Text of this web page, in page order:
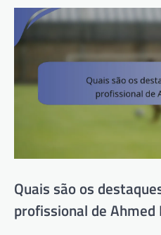
Quais são os
profissional de Ahmed